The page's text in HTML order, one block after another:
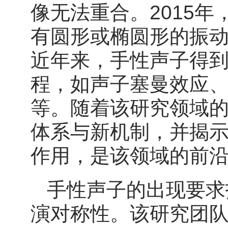
像无法重合。2015年
有圆形或椭圆形的振
近年来，手性声子得
程，如声子塞曼效应
等。随着该研究领域
体系与新机制，并揭
作用，是该领域的前
手性声子的出现要
演对称性。该研究团